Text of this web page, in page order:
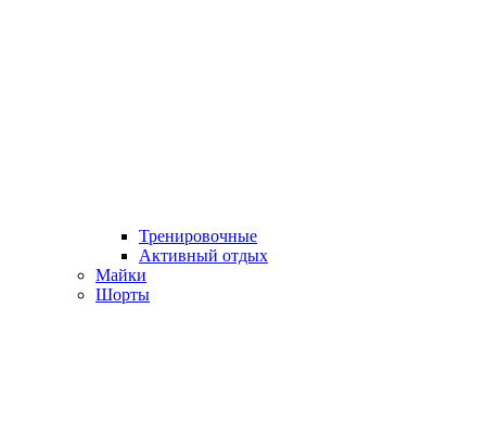
Тренировочные
Активный отдых
Майки
Шорты